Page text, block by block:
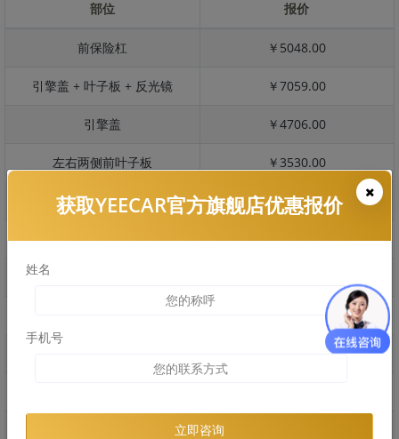
部位 报价
前保险杠 ￥5048.00
引擎盖 + 叶子板 + 反光镜 ￥7059.00
引擎盖 ￥4706.00
左右两侧前叶子板 ￥3530.00
反光镜 ￥705.00
后保险杠 ￥2225.00
￥2824.00
￥2975.00
获取YEECAR官方旗舰店优惠报价
姓名
手机号
立即咨询